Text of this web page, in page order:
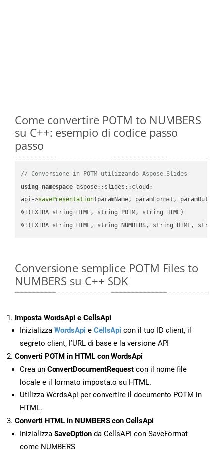
Come convertire POTM to NUMBERS
su C++: esempio di codice passo
passo
// Conversione in POTM utilizzando Aspose.Slides
using namespace aspose::slides::cloud;
api->savePresentation(paramName, paramFormat,
%!(EXTRA string=HTML, string=POTM, string=HTML)
%!(EXTRA string=HTML, string=NUMBERS, string=HTML,
Conversione semplice POTM Files to
NUMBERS su C++ SDK
Imposta WordsApi e CellsApi
Inizializza WordsApi e CellsApi con il tuo ID client, il
segreto client, l’URL di base e la versione API
Converti POTM in HTML con WordsApi
Crea un ConvertDocumentRequest con il nome file
locale e il formato impostato su HTML.
Utilizza WordsApi per convertire il documento POTM in
HTML.
Converti HTML in NUMBERS con CellsApi
Inizializza SaveOption da CellsAPI con SaveFormat
come NUMBERS